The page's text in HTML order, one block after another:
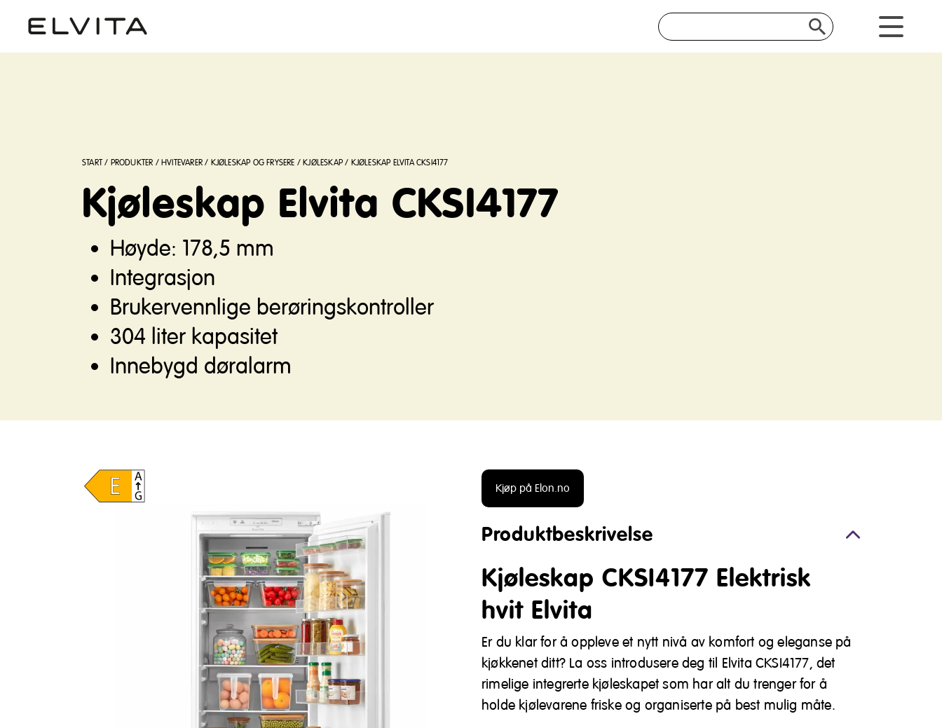
START/ PRODUKTER /HVITEVARER / KJØLESKAP OG FRYSERE /KJØLESKAP / KJØLESKAP ELVITA CKSI4177
Kjøleskap Elvita CKSI4177
Høyde: 178,5 mm
Integrasjon
Brukervennlige berøringskontroller
304 liter kapasitet
Innebygd døralarm
Kjøp på Elon.no
Produktbeskrivelse
Kjøleskap CKSI4177 Elektrisk
hvit Elvita
Er du klar for å oppleve et nytt nivå av komfort og eleganse på
kjøkkenet ditt? La oss introdusere deg til Elvita CKSI4177, det
rimelige integrerte kjøleskapet som har alt du trenger for å
holde kjølevarene friske og organiserte på best mulig måte.